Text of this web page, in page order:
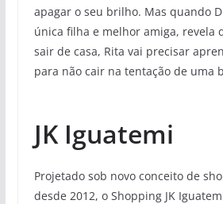
apagar o seu brilho. Mas quando
única filha e melhor amiga, revela
sair de casa, Rita vai precisar
para não cair na tentação de uma
JK Iguatemi
Projetado sob novo conceito de
desde 2012, o Shopping JK